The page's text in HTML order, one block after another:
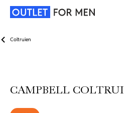
Coltruien
CAMPBELL COLTRUI